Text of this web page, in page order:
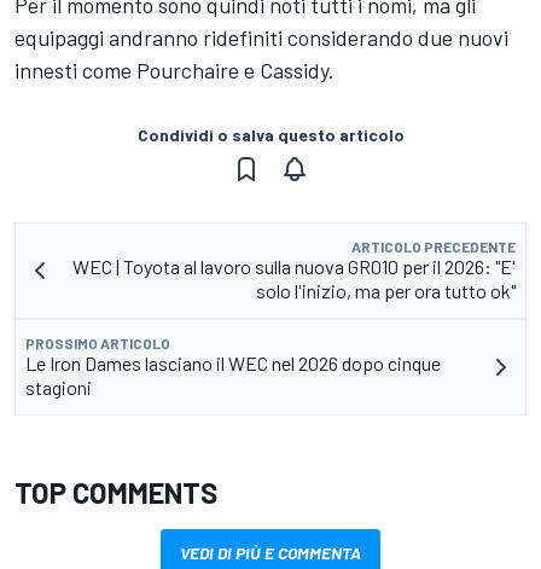
equipaggi andranno ridefiniti considerando due nuovi
innesti come Pourchaire e Cassidy.
Condividi o salva questo articolo
ARTICOLO PRECEDENTE
WEC | Toyota al lavoro sulla nuova GR010 per il 2026: "E'
solo l'inizio, ma per ora tutto ok"
PROSSIMO ARTICOLO
Le Iron Dames lasciano il WEC nel 2026 dopo cinque
stagioni
TOP COMMENTS
VEDI DI PIÙ E COMMENTA